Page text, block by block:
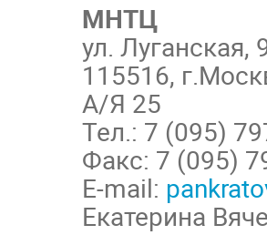
МНТЦ
ул.
115516,
А/Я 25
Тел.: 7 (095)
Факс: 7 (095)
Е-mail:
Екатерина